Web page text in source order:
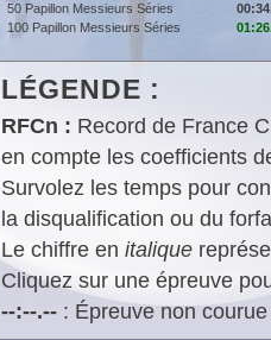
50 Papillon Messieurs Séries
100 Papillon Messieurs Séries
LÉGENDE :
RFCn : Record de France
en compte les coefficients
Survolez les temps pour
la disqualification ou du
Le chiffre en italique
Cliquez sur une épreuve
--:--.--: Épreuve non